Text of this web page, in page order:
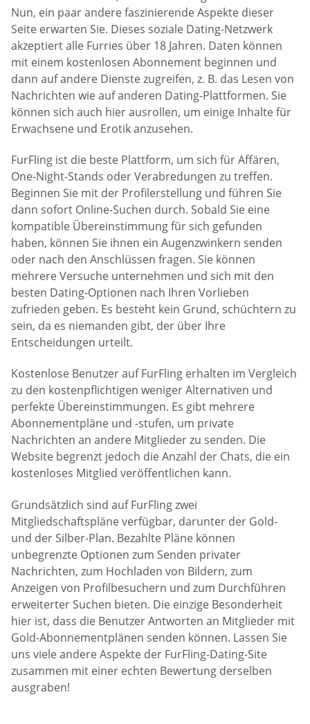
Nun, ein paar andere faszinierende Aspekte dieser
Seite erwarten Sie. Dieses soziale Dating-Netzwerk
akzeptiert alle Furries über 18 Jahren. Daten können
mit einem kostenlosen Abonnement beginnen und
dann auf andere Dienste zugreifen, z. B. das Lesen von
Nachrichten wie auf anderen Dating-Plattformen. Sie
können sich auch hier ausrollen, um einige Inhalte für
Erwachsene und Erotik anzusehen.
FurFling ist die beste Plattform, um sich für Affären,
One-Night-Stands oder Verabredungen zu treffen.
Beginnen Sie mit der Profilerstellung und führen Sie
dann sofort Online-Suchen durch. Sobald Sie eine
kompatible Übereinstimmung für sich gefunden
haben, können Sie ihnen ein Augenzwinkern senden
oder nach den Anschlüssen fragen. Sie können
mehrere Versuche unternehmen und sich mit den
besten Dating-Optionen nach Ihren Vorlieben
zufrieden geben. Es besteht kein Grund, schüchtern zu
sein, da es niemanden gibt, der über Ihre
Entscheidungen urteilt.
Kostenlose Benutzer auf FurFling erhalten im Vergleich
zu den kostenpflichtigen weniger Alternativen und
perfekte Übereinstimmungen. Es gibt mehrere
Abonnementpläne und -stufen, um private
Nachrichten an andere Mitglieder zu senden. Die
Website begrenzt jedoch die Anzahl der Chats, die ein
kostenloses Mitglied veröffentlichen kann.
Grundsätzlich sind auf FurFling zwei
Mitgliedschaftspläne verfügbar, darunter der Gold-
und der Silber-Plan. Bezahlte Pläne können
unbegrenzte Optionen zum Senden privater
Nachrichten, zum Hochladen von Bildern, zum
Anzeigen von Profilbesuchern und zum Durchführen
erweiterter Suchen bieten. Die einzige Besonderheit
hier ist, dass die Benutzer Antworten an Mitglieder mit
Gold-Abonnementplänen senden können. Lassen Sie
uns viele andere Aspekte der FurFling-Dating-Site
zusammen mit einer echten Bewertung derselben
ausgraben!